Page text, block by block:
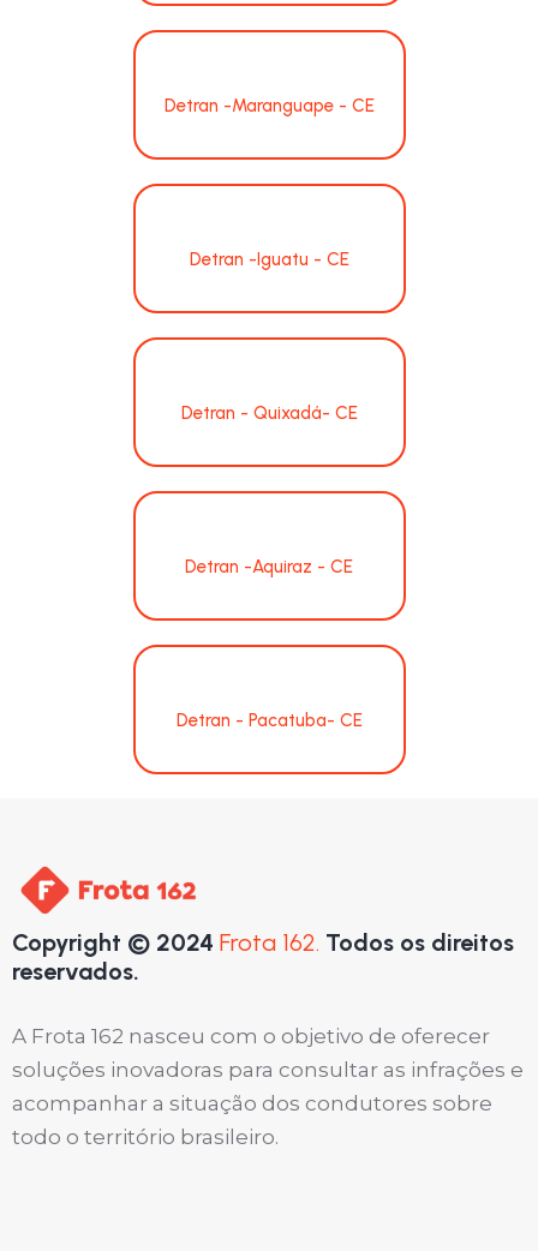
Detran -Maranguape - CE
Detran -Iguatu - CE
Detran - Quixadá- CE
Detran -Aquiraz - CE
Detran - Pacatuba- CE
Copyright © 2024 Frota 162. Todos os direitos
reservados.
A Frota 162 nasceu com o objetivo de oferecer
soluções inovadoras para consultar as infrações e
acompanhar a situação dos condutores sobre
todo o território brasileiro.